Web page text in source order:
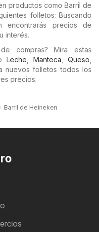
productos como Barril de
folletos: Buscando
encontrarás precios de
interés.
compras? Mira estas
Leche Manteca ,Queso
nuevos folletos todos los
precios.
Barril de Heineken